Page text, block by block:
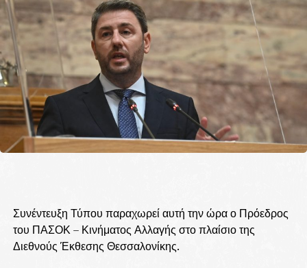
Συνέντευξη Τύπου παραχωρεί αυτή την ώρα ο Πρόεδρος
του ΠΑΣΟΚ – Κινήματος Αλλαγής στο πλαίσιο της
Διεθνούς Έκθεσης Θεσσαλονίκης.